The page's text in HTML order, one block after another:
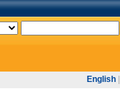
English